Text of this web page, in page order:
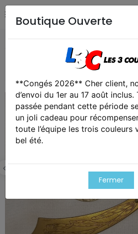
Collection
Boutique Ouverte
**Congés 2026** Cher client,
d’envoi du 1er au 17 août
passée pendant cette période
un joli cadeau pour
toute l’équipe les trois couleurs
bel été.
Fermer